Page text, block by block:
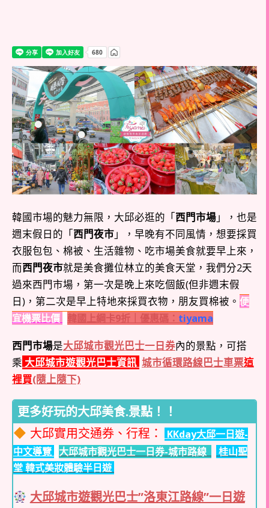
韓國市場的魅力無限，大邱必逛的「西門市場」，也是
週末假日的「西門夜市」，早晚有不同風情，想要採買
衣服包包、棉被、生活雜物、吃市場美食就要早上來，
而西門夜市就是美食攤位林立的美食天堂，我們分2天
過來西門市場，第一次是晚上來吃個飯(但非週末假
日)，第二次是早上特地來採買衣物，朋友買棉被。 便
宜機票比價 韓國上綱卡9折｜優惠碼： tiyama
西門市場是大邱城市觀光巴士一日券內的景點，可搭
乘 大邱城市遊觀光巴士資訊 城市循環路線巴士車票這
裡買(隨上隨下)
更多好玩的大邱美食.景點！！
大邱實用交通券、行程：
KKday大邱一日遊-
中文導覽 大邱城市觀光巴士一日券-城市路線
桂山聖
堂 韓式美妝體驗半日遊
大邱城市遊觀光巴士”洛東江路線”一日遊